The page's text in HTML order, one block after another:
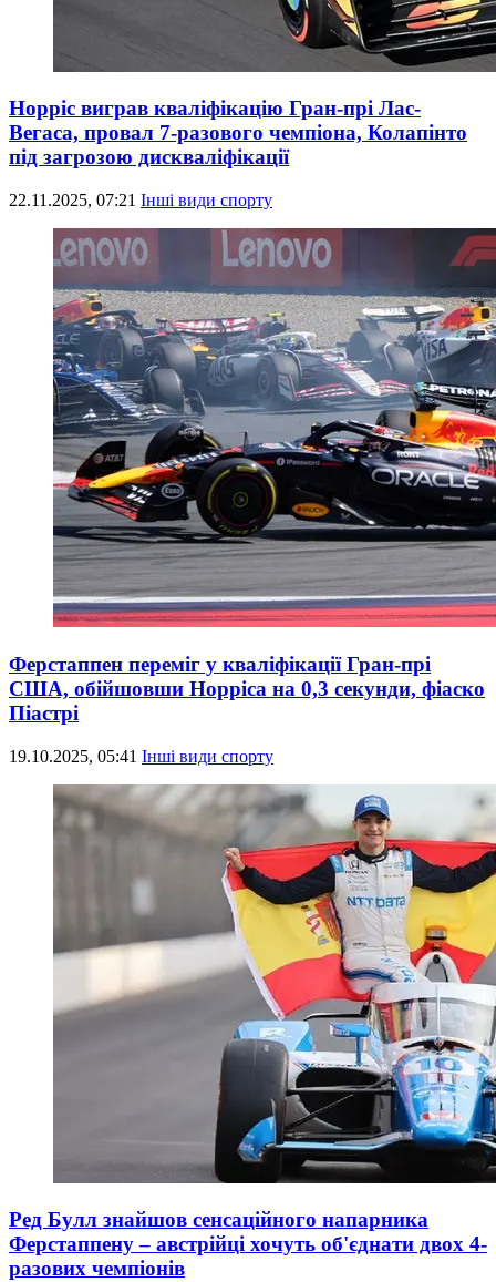
Норріс виграв кваліфікацію Гран-прі Лас-
Вегаса, провал 7-разового чемпіона, Колапінто
під загрозою дискваліфікації
22.11.2025, 07:21 Інші види спорту
Ферстаппен переміг у кваліфікації Гран-прі
США, обійшовши Норріса на 0,3 секунди, фіаско
Піастрі
19.10.2025, 05:41 Інші види спорту
Ред Булл знайшов сенсаційного напарника
Ферстаппену – австрійці хочуть об'єднати двох 4-
разових чемпіонів